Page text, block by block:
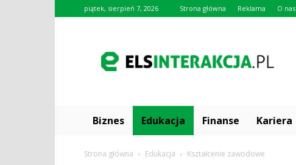
piątek, sierpień 7, 2026 Strona główna Reklama O nas
Biznes Edukacja Finanse Kariera
Strona główna Edukacja Kształcenie zawodowe